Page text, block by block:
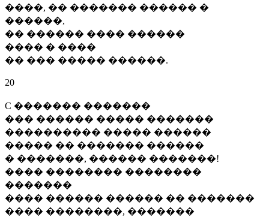
����, �� ������� ������ �
������,
�� ������ ���� ������
���� � ����
�� ��� ����� ������.
20
C ������� �������
��� ������ ����� �������
���������� ����� ������
����� �� ������� ������
� �������, ������ �������!
���� �������� ��������
�������
���� ������ ������ �� �������
���� ��������, �������